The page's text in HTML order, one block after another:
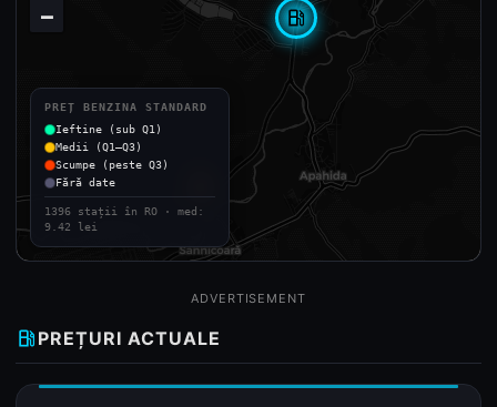
local_gas_station
−
PREȚ BENZINA STANDARD
Ieftine (sub Q1)
Medii (Q1–Q3)
Scumpe (peste Q3)
Fără date
1396 stații în RO · med:
9.42 lei
ADVERTISEMENT
local_gas_station PREȚURI ACTUALE